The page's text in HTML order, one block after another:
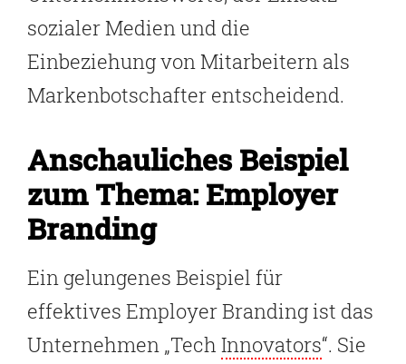
sozialer Medien und die
Einbeziehung von Mitarbeitern als
Markenbotschafter entscheidend.
Anschauliches Beispiel
zum Thema: Employer
Branding
Ein gelungenes Beispiel für
effektives Employer Branding ist das
Unternehmen „Tech Innovators“. Sie